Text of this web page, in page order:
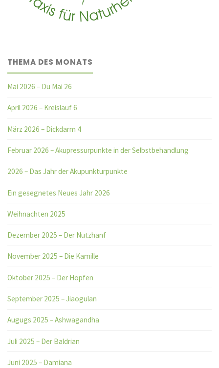
THEMA DES MONATS
Mai 2026 – Du Mai 26
April 2026 – Kreislauf 6
März 2026 – Dickdarm 4
Februar 2026 – Akupressurpunkte in der Selbstbehandlung
2026 – Das Jahr der Akupunkturpunkte
Ein gesegnetes Neues Jahr 2026
Weihnachten 2025
Dezember 2025 – Der Nutzhanf
November 2025 – Die Kamille
Oktober 2025 – Der Hopfen
September 2025 – Jiaogulan
Augugs 2025 – Ashwagandha
Juli 2025 – Der Baldrian
Juni 2025 – Damiana